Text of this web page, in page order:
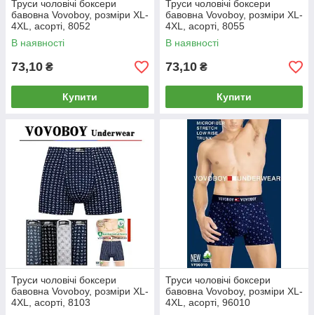
Труси чоловічі боксери
бавовна Vovoboy, розміри XL-
4XL, асорті, 8052
В наявності
73,10 ₴
Купити
Труси чоловічі боксери
бавовна Vovoboy, розміри XL-
4XL, асорті, 8055
В наявності
73,10 ₴
Купити
Труси чоловічі боксери
бавовна Vovoboy, розміри XL-
4XL, асорті, 8103
Труси чоловічі боксери
бавовна Vovoboy, розміри XL-
4XL, асорті, 96010